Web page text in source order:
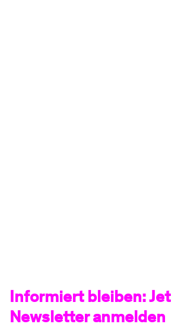
Informiert bleiben:
Newsletter anmelden